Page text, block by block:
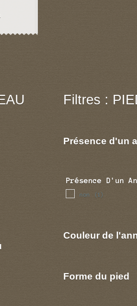
Filtres :
Présence d'un
Présence D'un
non (1)
Couleur de
Forme du pied